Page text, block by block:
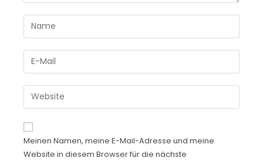
Meinen Namen, meine E-Mail-Adresse und meine
Website in diesem Browser für die nächste